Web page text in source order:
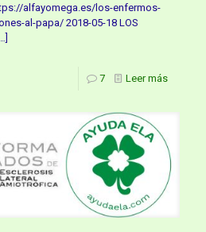
alfayomega.es/los-enfermos-
al-papa/ 2018-05-18 LOS
7 Leer más